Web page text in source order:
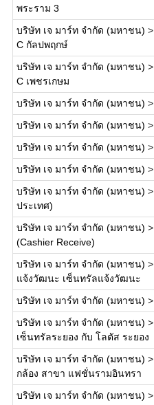
พระราม 3
บริษัท เจ มาร์ท จำกัด (มหาชน) >
C กัลปพฤกษ์
บริษัท เจ มาร์ท จำกัด (มหาชน) >
C เพชรเกษม
บริษัท เจ มาร์ท จำกัด (มหาชน) >
บริษัท เจ มาร์ท จำกัด (มหาชน) >
บริษัท เจ มาร์ท จำกัด (มหาชน) >
บริษัท เจ มาร์ท จำกัด (มหาชน) >
บริษัท เจ มาร์ท จำกัด (มหาชน) >
ประเทศ)
บริษัท เจ มาร์ท จำกัด (มหาชน) >
(Cashier Receive)
บริษัท เจ มาร์ท จำกัด (มหาชน) >
แจ้งวัฒนะ เซ็นทรัลแจ้งวัฒนะ
บริษัท เจ มาร์ท จำกัด (มหาชน) >
บริษัท เจ มาร์ท จำกัด (มหาชน) >
เซ็นทรัลระยอง กับ โลตัส ระยอง
บริษัท เจ มาร์ท จำกัด (มหาชน) >
กล้อง สาขา แฟชั่นรามอินทรา
บริษัท เจ มาร์ท จำกัด (มหาชน) >